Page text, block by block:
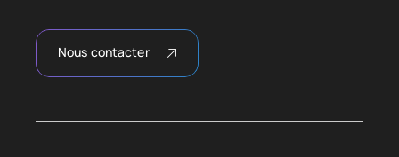
Nous contacter